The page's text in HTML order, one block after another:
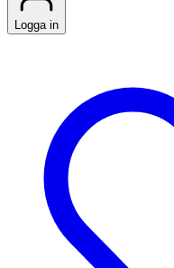
Logga in